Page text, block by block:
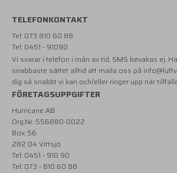
TELEFONKONTAKT
Tel: 073 810 60 88
Tel: 0451 - 91090
Vi svarar i telefon i mån av tid. SMS bevakas ej.
snabbaste sättet alltid att maila oss på
dig så snabbt vi kan och/eller ringer upp när
FÖRETAGSUPPGIFTER
Hurricane AB
Org.Nr. 556880-0022
Box 56
282 04 Vittsjö
Tel: 0451 - 910 90
Tel: 073 - 810 60 88